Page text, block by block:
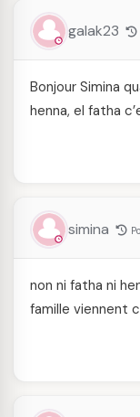
galak23
Bonjour Simina
henna, el fatha
simina
non ni fatha ni
famille viennent